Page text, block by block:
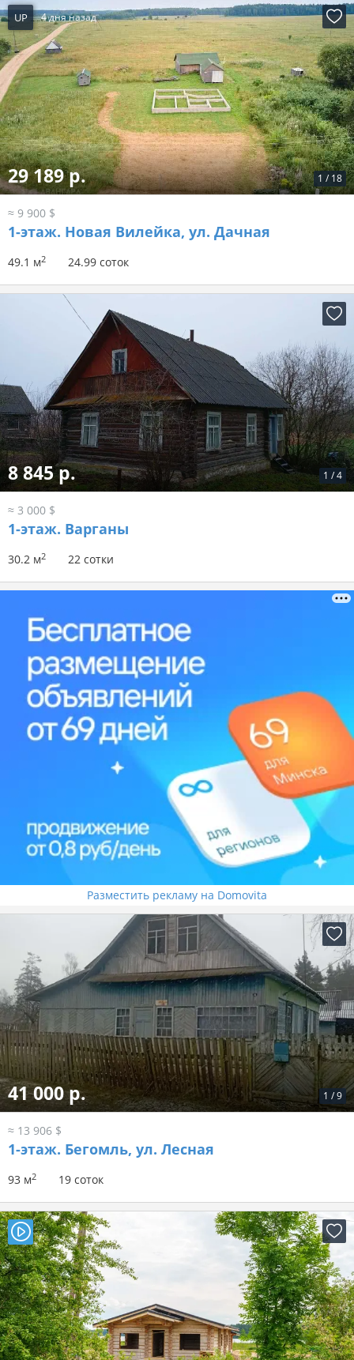
UP 4 дня назад
1 / 18
29 189 р.
≈ 9 900 $
1-этаж. Новая Вилейка, ул. Дачная
49.1 м2 24.99 соток
1 /4
8 845 р.
≈ 3 000 $
1-этаж. Варганы
30.2 м2 22 сотки
Разместить рекламу на Domovita
1 /9
41 000 р.
≈ 13 906 $
1-этаж. Бегомль, ул. Лесная
93 м2 19 соток